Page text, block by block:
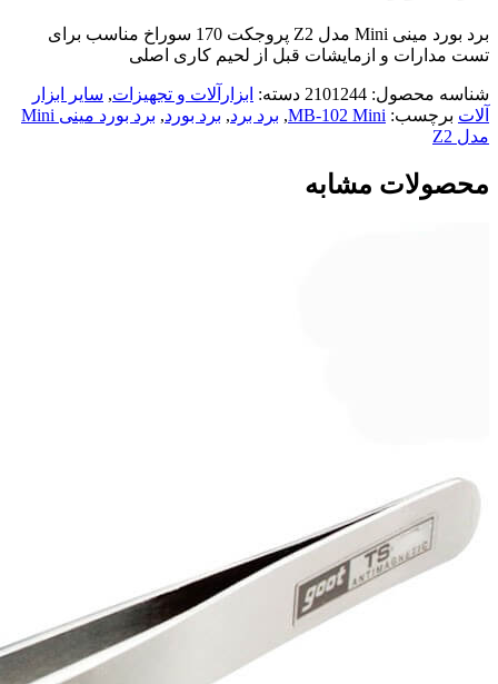
برد بورد مینی Mini مدل Z2 پروجکت 170 سوراخ مناسب برای
تست مدارات و ازمایشات قبل از لحیم کاری اصلی
شناسه محصول: 2101244 دسته: ابزارآلات و تجهیزات, سایر ابزار
آلات برچسب: MB-102 Mini
, برد برد, برد بورد,
برد بورد مینی Mini
مدل Z2
محصولات مشابه